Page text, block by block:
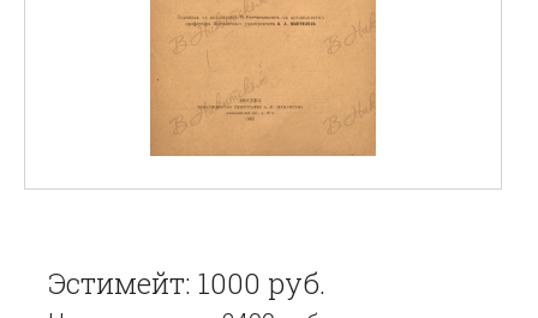
Эстимейт: 1000 руб.